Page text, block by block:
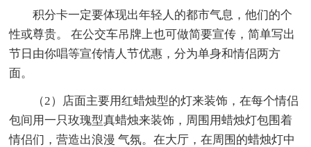
积分卡一定要体现出年轻人的都市气息，他们的个
性或尊贵。 在公交车吊牌上也可做简要宣传，简单写出
节日由你唱等宣传情人节优惠，分为单身和情侣两方
面。
（2）店面主要用红蜡烛型的灯来装饰，在每个情侣
包间用一只玫瑰型真蜡烛来装饰，周围用蜡烛灯包围着
情侣们，营造出浪漫 气氛。在大厅，在周围的蜡烛灯中